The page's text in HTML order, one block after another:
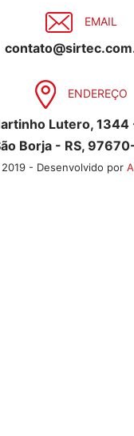
EMAIL
ENDEREÇO
Lutero, 1344
Borja - RS,
- Desenvolvido por